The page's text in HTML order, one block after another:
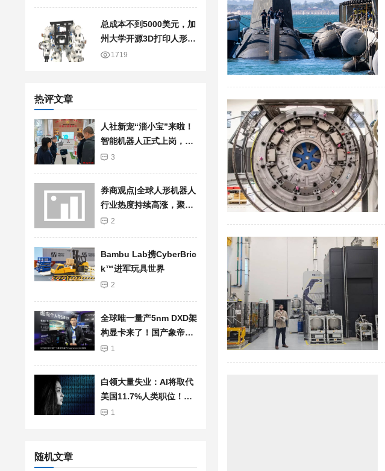
总成本不到5000美元，加
州大学开源3D打印人形机
器人1719
热评文章
人社新宠“淄小宝”来啦！
智能机器人正式上岗，服
务再升级
3
券商观点|全球人形机器人
行业热度持续高涨，聚焦
加快行业发展步伐
2
Bambu Lab携Cyber​​Bric
k™进军玩具世界
2
全球唯一量产5nm DXD架
构显卡来了！国产象帝先
自研GPU首发亮相：支持
1
白领大量失业：AI将取代
美国11.7%人类职位！总
薪资高达1.2兆美元
1
随机文章